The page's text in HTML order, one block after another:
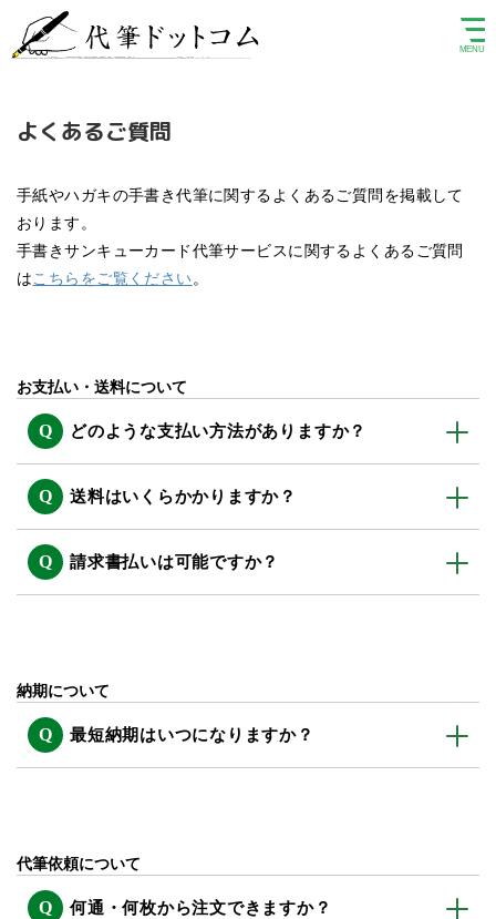
よくあるご質問
手紙やハガキの手書き代筆に関するよくあるご質問を掲載して
おります。
手書きサンキューカード代筆サービスに関するよくあるご質問
はこちらをご覧ください。
お支払い・送料について
どのような支払い方法がありますか？
送料はいくらかかりますか？
請求書払いは可能ですか？
納期について
最短納期はいつになりますか？
代筆依頼について
何通・何枚から注文できますか？